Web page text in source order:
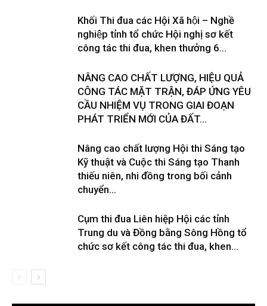
Khối Thi đua các Hội Xã hội – Nghề
nghiệp tỉnh tổ chức Hội nghị sơ kết
công tác thi đua, khen thưởng 6...
NÂNG CAO CHẤT LƯỢNG, HIỆU QUẢ
CÔNG TÁC MẶT TRẬN, ĐÁP ỨNG YÊU
CẦU NHIỆM VỤ TRONG GIAI ĐOẠN
PHÁT TRIỂN MỚI CỦA ĐẤT...
Nâng cao chất lượng Hội thi Sáng tạo
Kỹ thuật và Cuộc thi Sáng tạo Thanh
thiếu niên, nhi đồng trong bối cảnh
chuyển...
Cụm thi đua Liên hiệp Hội các tỉnh
Trung du và Đồng bằng Sông Hồng tổ
chức sơ kết công tác thi đua, khen...